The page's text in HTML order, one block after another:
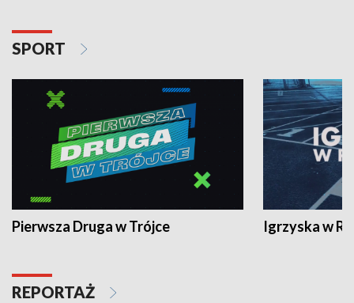
SPORT
Pierwsza Druga w Trójce Igrzyska w
REPORTAŻ